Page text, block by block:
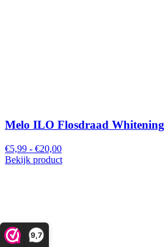
9,7
Melo ILO Flosdraad Whitening
€5,99 - €20,00
Bekijk product